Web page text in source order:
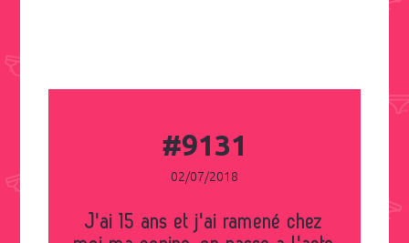
#9131
02/07/2018
J'ai 15 ans et j'ai ramené chez